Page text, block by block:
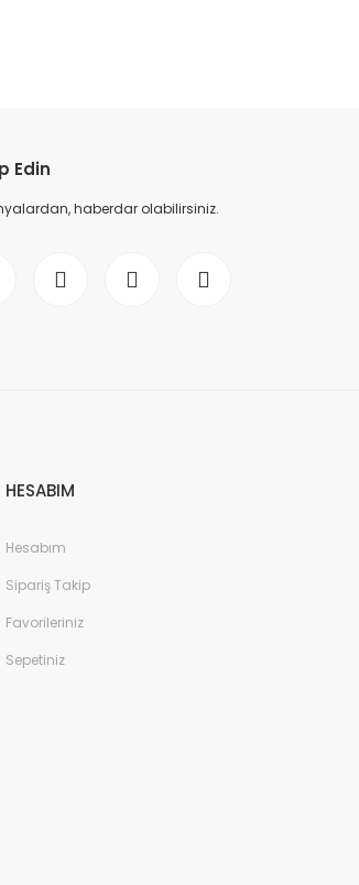
Edin
haberdar olabilirsiniz.
HESABIM
Hesabım
Sipariş Takip
Favorileriniz
Sepetiniz